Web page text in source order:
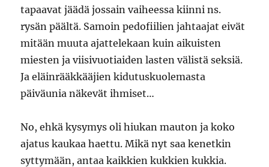
tapaavat jäädä jossain vaiheessa kiinni ns.
rysän päältä. Samoin pedofiilien jahtaajat eivät
mitään muuta ajattelekaan kuin aikuisten
miesten ja viisivuotiaiden lasten välistä seksiä.
Ja eläinrääkkääjien kidutuskuolemasta
päiväunia näkevät ihmiset…
No, ehkä kysymys oli hiukan mauton ja koko
ajatus kaukaa haettu. Mikä nyt saa kenetkin
syttymään, antaa kaikkien kukkien kukkia.